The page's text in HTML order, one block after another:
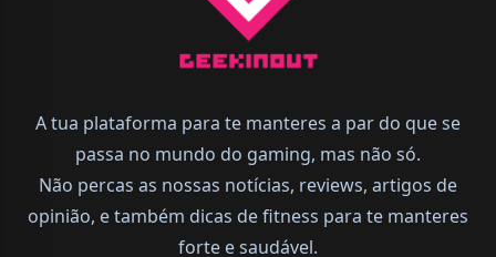
A tua plataforma para te manteres a par do que se
passa no mundo do gaming, mas não só.
Não percas as nossas notícias, reviews, artigos de
opinião, e também dicas de fitness para te manteres
forte e saudável.